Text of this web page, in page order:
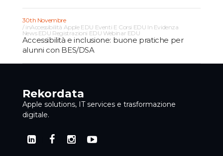
30th Novembre
inAccessibilità Apple EDU Eventi E Corsi EDU In Evidenza
News EDU Registrazioni EDU Webinar EDU
Accessibilità e inclusione: buone pratiche per
alunni con BES/DSA
Rekordata
Apple solutions, IT services e trasformazione
digitale.